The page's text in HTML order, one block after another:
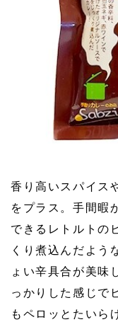
香り高いスパイス
をプラス。手間暇
できるレトルトの
くり煮込んだよう
ょい辛具合が美味
っかりした感じで
もペロッとたいら